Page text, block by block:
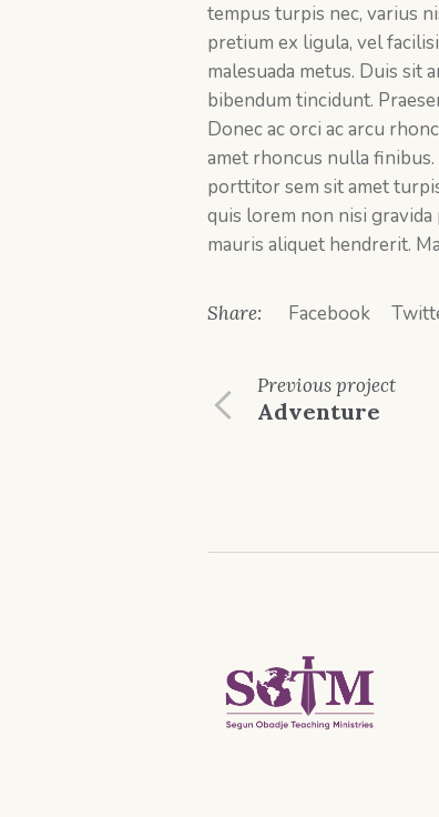
tempus turpis nec, varius
pretium ex ligula, vel
malesuada metus. Duis sit
bibendum tincidunt.
Donec ac orci ac arcu
amet rhoncus nulla
porttitor sem sit amet
quis lorem non nisi
mauris aliquet hendrerit.
Share: Facebook
Previousproject
Adventure